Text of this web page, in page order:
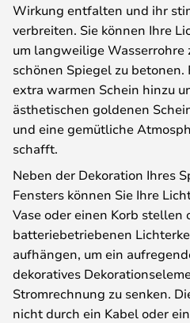
Wirkung entfalten und ihr
verbreiten. Sie können Ihre
um langweilige Wasserrohre
schönen Spiegel zu betonen.
extra warmen Schein hinzu
ästhetischen goldenen
und eine gemütliche
schafft.
Neben der Dekoration Ihres
Fensters können Sie Ihre
Vase oder einen Korb stellen
batteriebetriebenen
aufhängen, um ein
dekoratives
Stromrechnung zu senken.
nicht durch ein Kabel oder